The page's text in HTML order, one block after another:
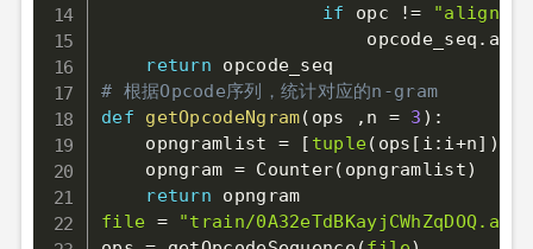
if opc != "align"
                        opcode_seq
.
return
# 根据Opcode序列，统计对应的n-gram
def
getOpcodeNgram( ops , n = 3 ) :
    opngramlist
= [ tuple( ops [ i : i+n] )
    opngram
= Counter( opngramlist)
return
file =
"train/0A32eTdBKayjCWhZqDOQ.asm"